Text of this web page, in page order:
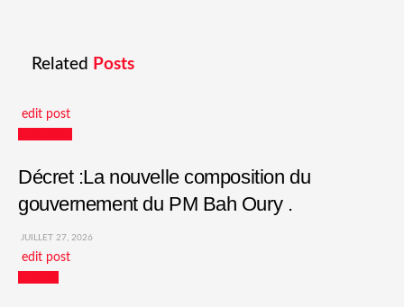
Related Posts
edit post
Décret :La nouvelle composition du
gouvernement du PM Bah Oury .
JUILLET 27, 2026
edit post